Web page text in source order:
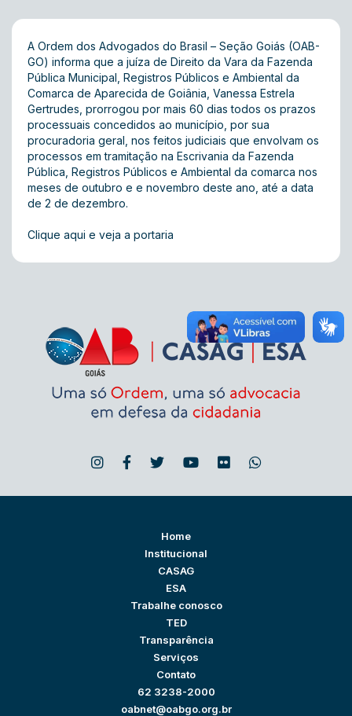
A Ordem dos Advogados do Brasil – Seção Goiás (OAB-
GO) informa que a juíza de Direito da Vara da Fazenda
Pública Municipal, Registros Públicos e Ambiental da
Comarca de Aparecida de Goiânia, Vanessa Estrela
Gertrudes, prorrogou por mais 60 dias todos os prazos
processuais concedidos ao município, por sua
procuradoria geral, nos feitos judiciais que envolvam os
processos em tramitação na Escrivania da Fazenda
Pública, Registros Públicos e Ambiental da comarca nos
meses de outubro e e novembro deste ano, até a data
de 2 de dezembro.
Clique aqui e veja a portaria
Home
Institucional
CASAG
ESA
Trabalhe conosco
TED
Transparência
Serviços
Contato
62 3238-2000
oabnet@oabgo.org.br